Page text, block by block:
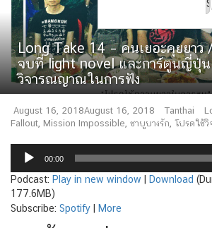
Long Take 14 – คนเยอะคุยยาว
จบที่ light novel และการ์ตูนญี่ปุ่
วิจารณญาณในการฟัง
August 16, 2018August 16, 2018 Tanthai
Fallout, Mission Impossible, ชาบูบางรัก, โปรดใช้
Audio
Player
00:00
Podcast: Play in new window Download
177.6MB)
Subscribe: Spotify More